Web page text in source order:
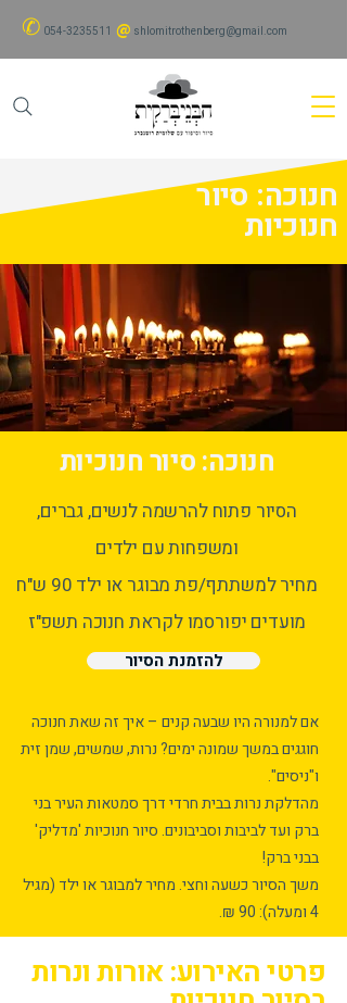
✆ 054-3235511 @ shlomitrothenberg@gmail.com
חנוכה: סיור
חנוכיות
חנוכה: סיור חנוכיות
הסיור פתוח להרשמה לנשים, גברים,
ומשפחות עם ילדים
מחיר למשתתף/פת מבוגר או ילד 90 ש"ח
מועדים יפורסמו לקראת חנוכה תשפ"ז
להזמנת הסיור
אם למנורה היו שבעה קנים – איך זה שאת חנוכה
חוגגים במשך שמונה ימים? נרות, שמשים, שמן זית
ו"ניסים".
מהדלקת נרות בבית חרדי דרך סמטאות העיר בני
ברק ועד לביבות וסביבונים. סיור חנוכיות 'מדליק'
בבני ברק!
משך הסיור כשעה וחצי. מחיר למבוגר או ילד (מגיל
4 ומעלה): 90 ₪.
פרטי האירוע: אורות ונרות